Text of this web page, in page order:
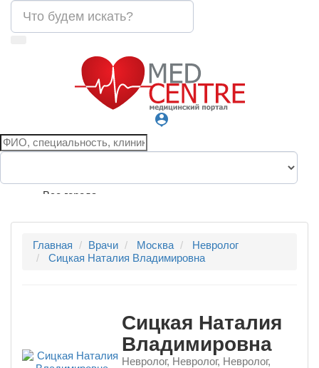
person_pin
Все города
Главная Врачи Москва
Невролог
Сицкая Наталия Владимировна
Сицкая Наталия
Владимировна
Невролог, Невролог, Невролог,